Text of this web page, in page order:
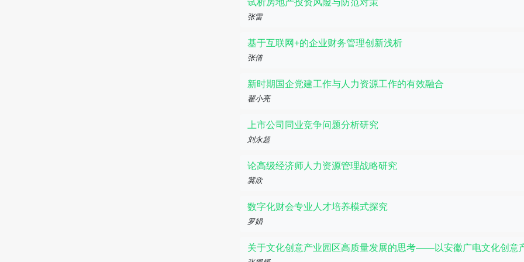
试析房地产投资风险与防范对策
张雷
基于互联网+的企业财务管理创新浅析
张倩
新时期国企党建工作与人力资源工作的有效融合
翟小亮
上市公司同业竞争问题分析研究
刘永超
论高级经济师人力资源管理战略研究
冀欣
数字化财会专业人才培养模式探究
罗娟
关于文化创意产业园区高质量发展的思考——以安徽广电文化创意